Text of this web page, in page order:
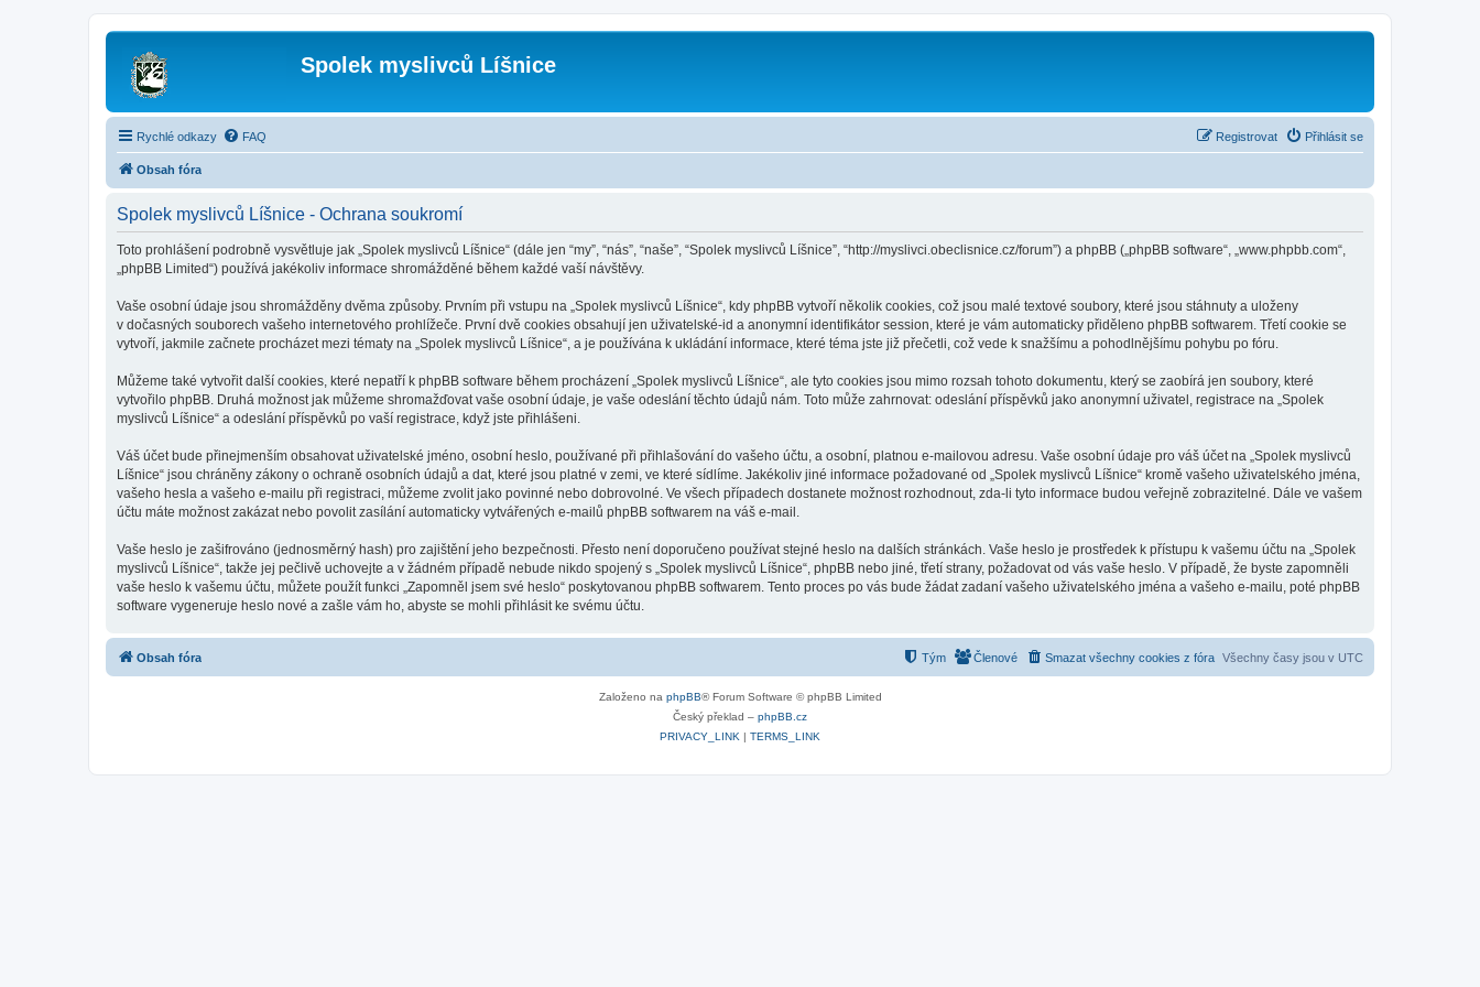
Spolek myslivců Líšnice
Rychlé odkazy FAQ Přihlásit se
Registrovat
Obsah fóra
Spolek myslivců Líšnice - Ochrana soukromí
Toto prohlášení podrobně vysvětluje jak „Spolek myslivců Líšnice“ (dále jen “my”, “nás”, “naše”, “Spolek myslivců Líšnice”, “http://myslivci.obeclisnice.cz/forum”) a phpBB („phpBB software“, „www.phpbb.com“,
„phpBB Limited“) používá jakékoliv informace shromážděné během každé vaší návštěvy.
Vaše osobní údaje jsou shromážděny dvěma způsoby. Prvním při vstupu na „Spolek myslivců Líšnice“, kdy phpBB vytvoří několik cookies, což jsou malé textové soubory, které jsou stáhnuty a uloženy
v dočasných souborech vašeho internetového prohlížeče. První dvě cookies obsahují jen uživatelské-id a anonymní identifikátor session, které je vám automaticky přiděleno phpBB softwarem. Třetí cookie se
vytvoří, jakmile začnete procházet mezi tématy na „Spolek myslivců Líšnice“, a je používána k ukládání informace, které téma jste již přečetli, což vede k snažšímu a pohodlnějšímu pohybu po fóru.
Můžeme také vytvořit další cookies, které nepatří k phpBB software během procházení „Spolek myslivců Líšnice“, ale tyto cookies jsou mimo rozsah tohoto dokumentu, který se zaobírá jen soubory, které
vytvořilo phpBB. Druhá možnost jak můžeme shromažďovat vaše osobní údaje, je vaše odeslání těchto údajů nám. Toto může zahrnovat: odeslání příspěvků jako anonymní uživatel, registrace na „Spolek
myslivců Líšnice“ a odeslání příspěvků po vaší registrace, když jste přihlášeni.
Váš účet bude přinejmenším obsahovat uživatelské jméno, osobní heslo, používané při přihlašování do vašeho účtu, a osobní, platnou e-mailovou adresu. Vaše osobní údaje pro váš účet na „Spolek myslivců
Líšnice“ jsou chráněny zákony o ochraně osobních údajů a dat, které jsou platné v zemi, ve které sídlíme. Jakékoliv jiné informace požadované od „Spolek myslivců Líšnice“ kromě vašeho uživatelského jména,
vašeho hesla a vašeho e-mailu při registraci, můžeme zvolit jako povinné nebo dobrovolné. Ve všech případech dostanete možnost rozhodnout, zda-li tyto informace budou veřejně zobrazitelné. Dále ve vašem
účtu máte možnost zakázat nebo povolit zasílání automaticky vytvářených e-mailů phpBB softwarem na váš e-mail.
Vaše heslo je zašifrováno (jednosměrný hash) pro zajištění jeho bezpečnosti. Přesto není doporučeno používat stejné heslo na dalších stránkách. Vaše heslo je prostředek k přístupu k vašemu účtu na „Spolek
myslivců Líšnice“, takže jej pečlivě uchovejte a v žádném případě nebude nikdo spojený s „Spolek myslivců Líšnice“, phpBB nebo jiné, třetí strany, požadovat od vás vaše heslo. V případě, že byste zapomněli
vaše heslo k vašemu účtu, můžete použít funkci „Zapomněl jsem své heslo“ poskytovanou phpBB softwarem. Tento proces po vás bude žádat zadaní vašeho uživatelského jména a vašeho e-mailu, poté phpBB
software vygeneruje heslo nové a zašle vám ho, abyste se mohli přihlásit ke svému účtu.
Obsah fóra Všechny časy jsou v UTC
Smazat všechny cookies z fóra
Členové
Tým
Založeno na phpBB® Forum Software © phpBB Limited
Český překlad – phpBB.cz
PRIVACY_LINK | TERMS_LINK